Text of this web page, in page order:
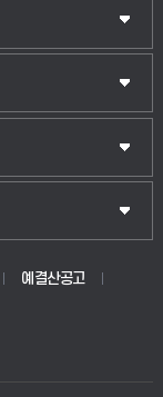
예결산공고